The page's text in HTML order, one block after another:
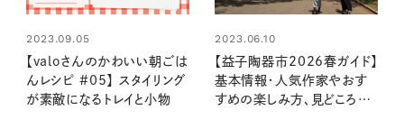
2023.09.05
【valoさんのかわいい朝ごは
んレシピ #05】 スタイリング
が素敵になるトレイと小物
2023.06.10
【益子陶器市2026春ガイド】
基本情報・人気作家やおす
すめの楽しみ方、見どころを